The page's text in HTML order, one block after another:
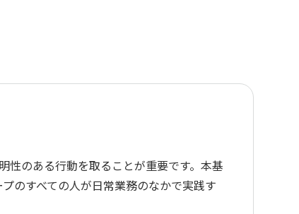
のある行動を取ることが重要です。本基
のすべての人が日常業務のなかで実践す